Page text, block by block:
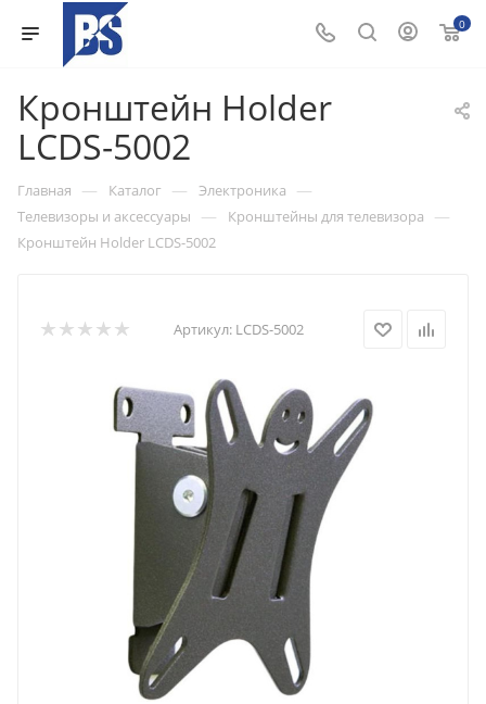
0
Кронштейн Holder
LCDS-5002
Главная — Каталог — Электроника —
Телевизоры и аксессуары — Кронштейны для телевизора —
Кронштейн Holder LCDS-5002
Артикул: LCDS-5002